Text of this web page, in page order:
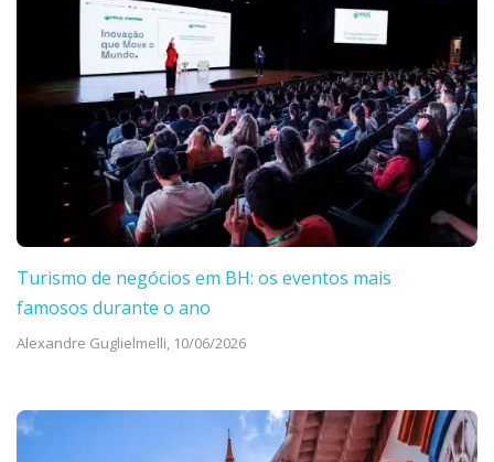
Turismo de negócios em BH: os eventos mais
famosos durante o ano
Alexandre Guglielmelli, 10/06/2026